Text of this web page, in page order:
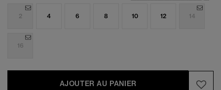
2 4 6 8 10 12 14
16
AJOUTER AU PANIER